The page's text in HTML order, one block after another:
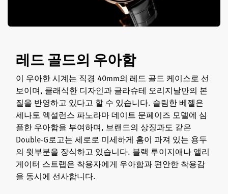
레드 골드의 우아함
이 우아한 시계는 직경 40mm의 레드 골드 케이스로 선
보이며, 클래식한 디자인과 글라슈테 오리지날만의 본
질을 반영하고 있다고 할 수 있습니다. 슬림한 베젤은
세나토 엑설런스 파노라마 데이트 문페이즈 모델에 심
플한 우아함을 부여하며, 브랜드의 상징과도 같은
Double-G로고는 세로로 미세하게 홈이 파져 있는 용두
의 윗부분을 장식하고 있습니다. 블랙 루이지애나 앨리
게이터 스트랩은 착용자에게 우아함과 편안한 착용감
을 동시에 선사합니다.